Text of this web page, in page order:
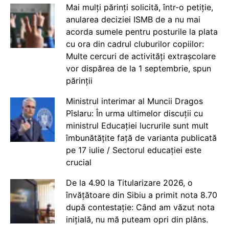
Mai mulți părinți solicită, într-o petiție,
anularea deciziei ISMB de a nu mai
acorda sumele pentru posturile la plata
cu ora din cadrul cluburilor copiilor:
Multe cercuri de activități extrașcolare
vor dispărea de la 1 septembrie, spun
părinții
Ministrul interimar al Muncii Dragos
Pîslaru: În urma ultimelor discuții cu
ministrul Educației lucrurile sunt mult
îmbunătățite față de varianta publicată
pe 17 iulie / Sectorul educației este
crucial
De la 4.90 la Titularizare 2026, o
învățătoare din Sibiu a primit nota 8.70
după contestație: Când am văzut nota
inițială, nu mă puteam opri din plâns.